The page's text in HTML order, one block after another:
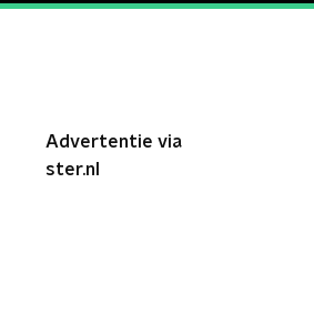
Advertentie via
ster.nl